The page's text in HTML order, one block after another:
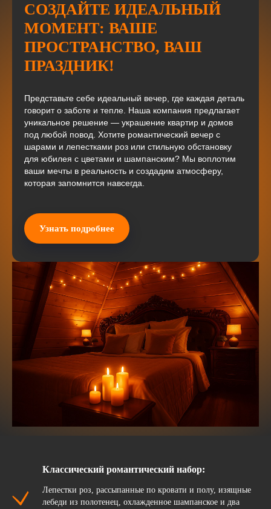
СОЗДАЙТЕ ИДЕАЛЬНЫЙ
МОМЕНТ: ВАШЕ
ПРОСТРАНСТВО, ВАШ
ПРАЗДНИК!
Представьте себе идеальный вечер, где каждая деталь
говорит о заботе и тепле. Наша компания предлагает
уникальное решение — украшение квартир и домов
под любой повод. Хотите романтический вечер с
шарами и лепестками роз или стильную обстановку
для юбилея с цветами и шампанским? Мы воплотим
ваши мечты в реальность и создадим атмосферу,
которая запомнится навсегда.
Узнать подробнее
Классический романтический набор:
Лепестки роз, рассыпанные по кровати и полу, изящные
лебеди из полотенец, охлажденное шампанское и два